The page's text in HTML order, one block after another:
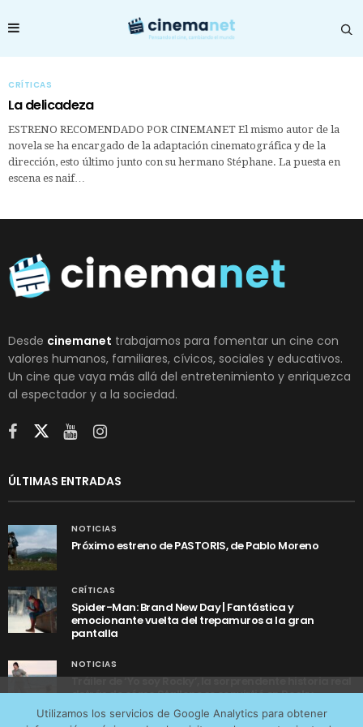
CRÍTICAS
La delicadeza
ESTRENO RECOMENDADO POR CINEMANET El mismo autor de la
novela se ha encargado de la adaptación cinematográfica y de la
dirección, esto último junto con su hermano Stéphane. La puesta en
escena es naif…
Desde cinemanet trabajamos para fomentar un cine con
valores humanos, familiares, cívicos, sociales y educativos.
Un cine que vaya más allá del entretenimiento y enriquezca
al espectador y a la sociedad.
ÚLTIMAS ENTRADAS
NOTICIAS
Próximo estreno de PASTORIS, de Pablo Moreno
CRÍTICAS
Spider-Man: Brand New Day | Fantástica y
emocionante vuelta del trepamuros a la gran
pantalla
NOTICIAS
Tráiler de ‘Yo soy Rocky’, la sorprendente historia real
detrás de cómo Stallone se convirtió en Rocky
Utilizamos los servicios de Google Analytics para obtener
tráfico web que recibimos y conocer los servicios que